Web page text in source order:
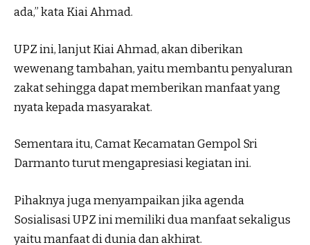
ada,” kata Kiai Ahmad.
UPZ ini, lanjut Kiai Ahmad, akan diberikan
wewenang tambahan, yaitu membantu penyaluran
zakat sehingga dapat memberikan manfaat yang
nyata kepada masyarakat.
Sementara itu, Camat Kecamatan Gempol Sri
Darmanto turut mengapresiasi kegiatan ini.
Pihaknya juga menyampaikan jika agenda
Sosialisasi UPZ ini memiliki dua manfaat sekaligus
yaitu manfaat di dunia dan akhirat.